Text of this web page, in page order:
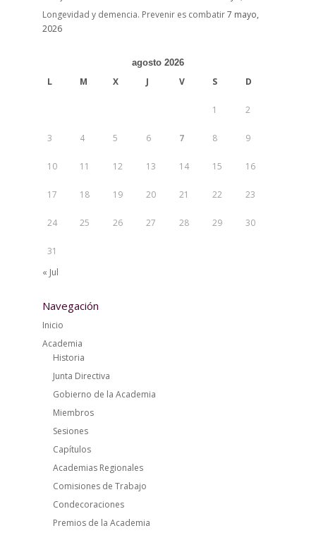
Longevidad y demencia. Prevenir es combatir7 mayo,
2026
agosto 2026
L M X J V S D
1 2
3 4 5 6 7 8 9
10 11 12 13 14 15 16
17 18 19 20 21 22 23
24 25 26 27 28 29 30
31
« Jul
Navegación
Inicio
Academia
Historia
Junta Directiva
Gobierno de la Academia
Miembros
Sesiones
Capítulos
Academias Regionales
Comisiones de Trabajo
Condecoraciones
Premios de la Academia